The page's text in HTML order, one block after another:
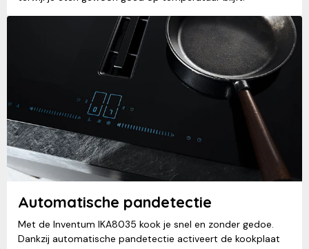
Automatische pandetectie
Met de Inventum IKA8035 kook je snel en zonder gedoe.
Dankzij automatische pandetectie activeert de kookplaat